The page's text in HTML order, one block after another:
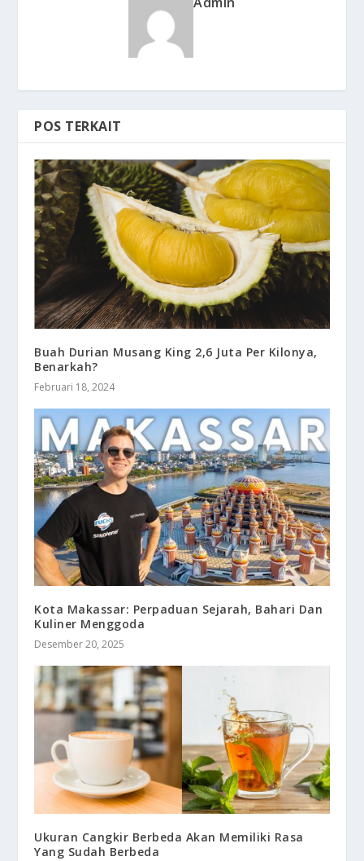
POS TERKAIT
Buah Durian Musang King 2,6 Juta Per Kilonya,
Benarkah?
Februari 18, 2024
Kota Makassar: Perpaduan Sejarah, Bahari Dan
Kuliner Menggoda
Desember 20, 2025
Ukuran Cangkir Berbeda Akan Memiliki Rasa
Yang Sudah Berbeda